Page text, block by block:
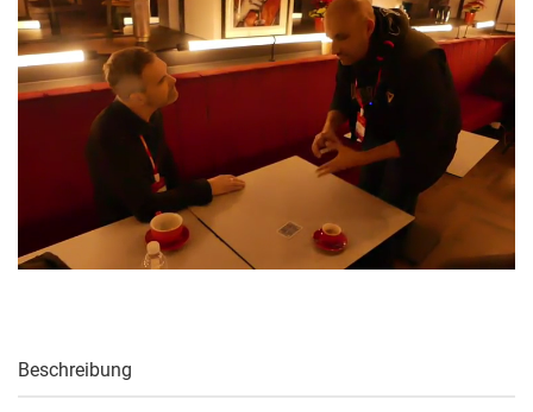
Beschreibung